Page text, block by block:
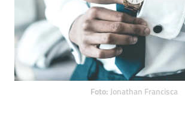
Foto: Jonathan Francisca